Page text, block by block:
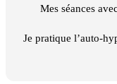
Mes séances
Je pratique l’auto-